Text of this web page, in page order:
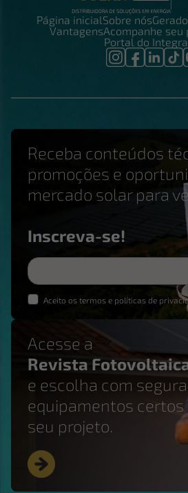
Página inicialSobre nós
VantagensAcompanhe seu
Portal do
Receba conteúdos
promoções e
mercado solar para
Inscreva-se!
Aceito os termos e políticas de
Acesse a
Revista
e escolha com
equipamentos certos
seu projeto.